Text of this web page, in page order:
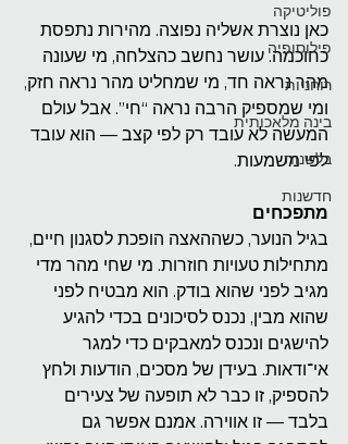
פוליטיקה
פילוסופיה
רוחניות
בינה מלאכותית
בלשנות
חדשנות
כאן נוצרת אשליה נפוצה. מהירות נתפסת
כחוכמה. עושר נחשב כהצלחה, מי שעונה
מהר נראה חד, מי שמחליט מהר נראה חזק,
ומי שמספיק הרבה נראה “חי”. אבל עולם
המעשה לא עובד רק לפי קצב — הוא עובד
לפי משמעות.
מתפכחים
בגיל הנוער, כשההאצה הופכת לסגנון חיים,
מתחילות טעויות חוזרות. מי שחי מהר מדי
מגיב לפני שהוא בודק. הוא מבטיח לפני
שהוא מבין, נכנס לסיכונים בכדי להגיע
להישגים ונכנס למאבקים כדי למגר
אי־ודאות. בעידן של מסכים, הודעות ולחץ
להספיק, זו כבר לא תופעה של צעירים
בלבד — זו אווירה. אמנם אפשר גם